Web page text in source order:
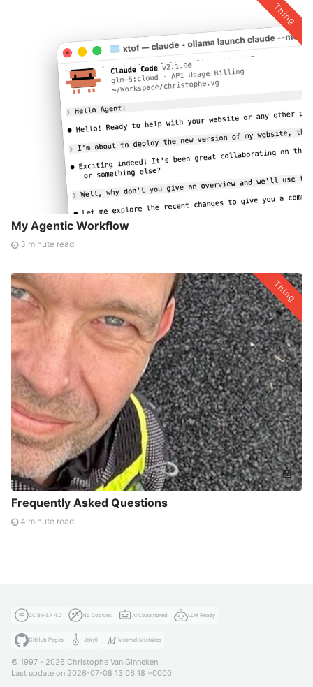
Thing
My Agentic Workflow
3 minute read
Thing
🤖
Frequently Asked Questions
4 minute read
CC BY-SA 4.0 No Cookies AI Coauthored LLM Ready
GitHub Pages Jekyll Minimal Mistakes
© 1997 - 2026 Christophe Van Ginneken.
Last update on 2026-07-08 13:06:18 +0000.